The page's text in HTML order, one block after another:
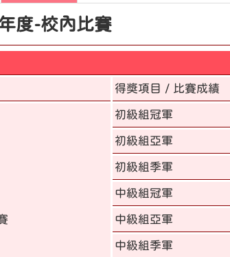
度-校內比賽
得獎項目 / 比賽成績
初級組冠軍
初級組亞軍
初級組季軍
中級組冠軍
中級組亞軍
中級組季軍